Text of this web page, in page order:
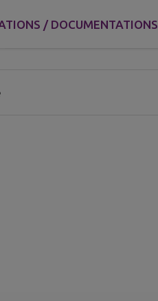
/ DOCUMENTATIONS
AUX ALENTOURS